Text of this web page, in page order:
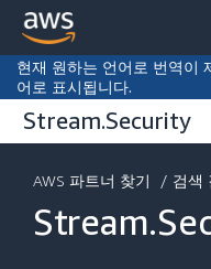
현재 원하는 언어로 번역이
어로 표시됩니다.
Stream.Security
AWS 파트너 찾기 / 검색